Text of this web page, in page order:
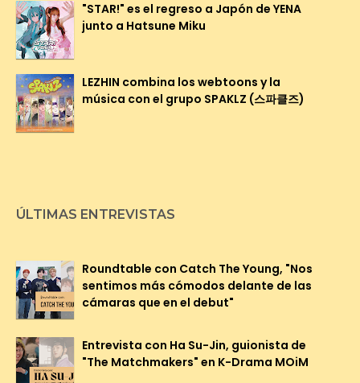
"STAR!" es el regreso a Japón de YENA
junto a Hatsune Miku
LEZHIN combina los webtoons y la
música con el grupo SPAKLZ (스파클즈)
ÚLTIMAS ENTREVISTAS
Roundtable con Catch The Young, "Nos
sentimos más cómodos delante de las
cámaras que en el debut"
Entrevista con Ha Su-Jin, guionista de
"The Matchmakers" en K-Drama MOiM